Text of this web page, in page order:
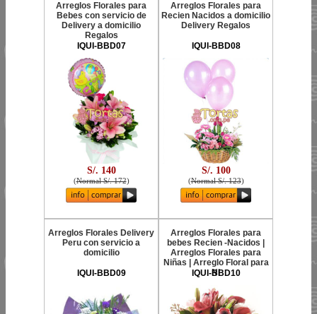
Arreglos Florales para
Bebes con servicio de
Delivery a domicilio
Regalos
IQUI-BBD07
S/. 140
(Normal S/. 172)
Arreglos Florales para
Recien Nacidos a domicilio
Delivery Regalos
IQUI-BBD08
S/. 100
(Normal S/. 123)
Arreglos Florales Delivery
Peru con servicio a
domicilio
IQUI-BBD09
Arreglos Florales para
bebes Recien -Nacidos |
Arreglos Florales para
Niñas | Arreglo Floral para
Ni
IQUI-BBD10